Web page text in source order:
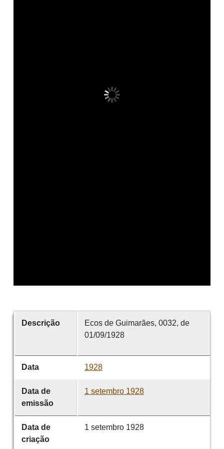
Descrição
Ecos de Guimarães, 0032, de
01/09/1928
Data 1928
Data de
emissão
1 setembro 1928
Data de
criação
1 setembro 1928